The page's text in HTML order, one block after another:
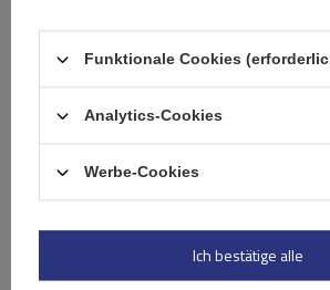
Ihr Produktfoto hinzufügen:
Funktionale Cookies
Analytics-Cookies
Werbe-Cookies
Ich bestätige alle